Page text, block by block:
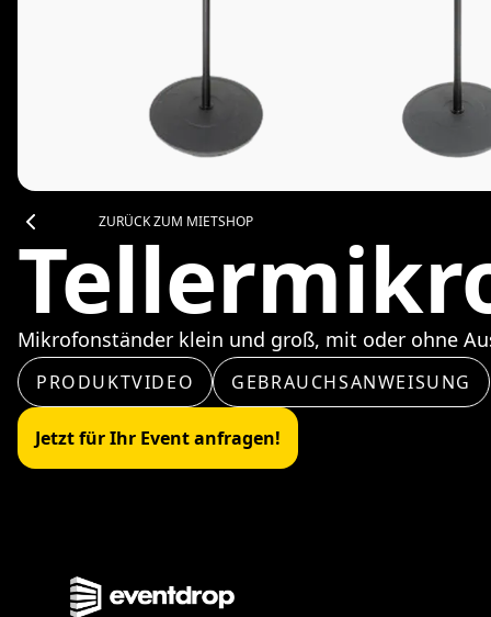
ZURÜCK ZUM MIETSHOP
Mikrofonständer klein und groß, mit oder ohne
PRODUKTVIDEO GEBRAUCHSANWEISUNG
Jetzt für Ihr Event anfragen!